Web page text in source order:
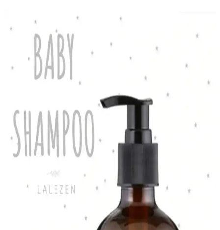
Quiksilver Back2School Sırt Çantası: Dayanıklı ve
Ergonomik Tasarım Özellikleri
Quiksilver Back2School Backpack, geniş hacmi, ergonomik
tasarımı ve çevre dostu malzemeleriyle günlük ve okul kullanımı için
ideal, dayanıklı ve şık bir sırt çantasıdır.
Çevre Dostu Plaj Havluları Karşılaştırması: Mare
Viva ve Maris Amber özellikleri
İki doğa dostu plaj havlusu olan Mare Viva ve Maris Amber'in
özellikleri, avantajları ve kullanıcı yorumlarıyla detaylı
karşılaştırması. Sürdürülebilirlik ve fonksiyonellik ön planda.
Vienev Etiketli Foly Kare Erzak Saklama Kabı Seti:
Vienev markasının 12 parçalık şık ve dayanıklı saklama kabı seti,
tazelik ve düzen sağlar. Hava geçirmez kapaklar ve etiketlerle
kullanışlı, hijyenik ve estetik mutfak çözümleri sunar.
Çevre Dostu Plaj Havluları Karşılaştırması: Green